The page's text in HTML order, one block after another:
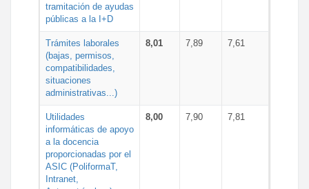
tramitación de ayudas
públicas a la I+D
Trámites laborales
(bajas, permisos,
compatibilidades,
situaciones
administrativas...)
8,01 7,89 7,61
Utilidades
informáticas de apoyo
a la docencia
proporcionadas por el
ASIC (PoliformaT,
Intranet,
8,00 7,90 7,81